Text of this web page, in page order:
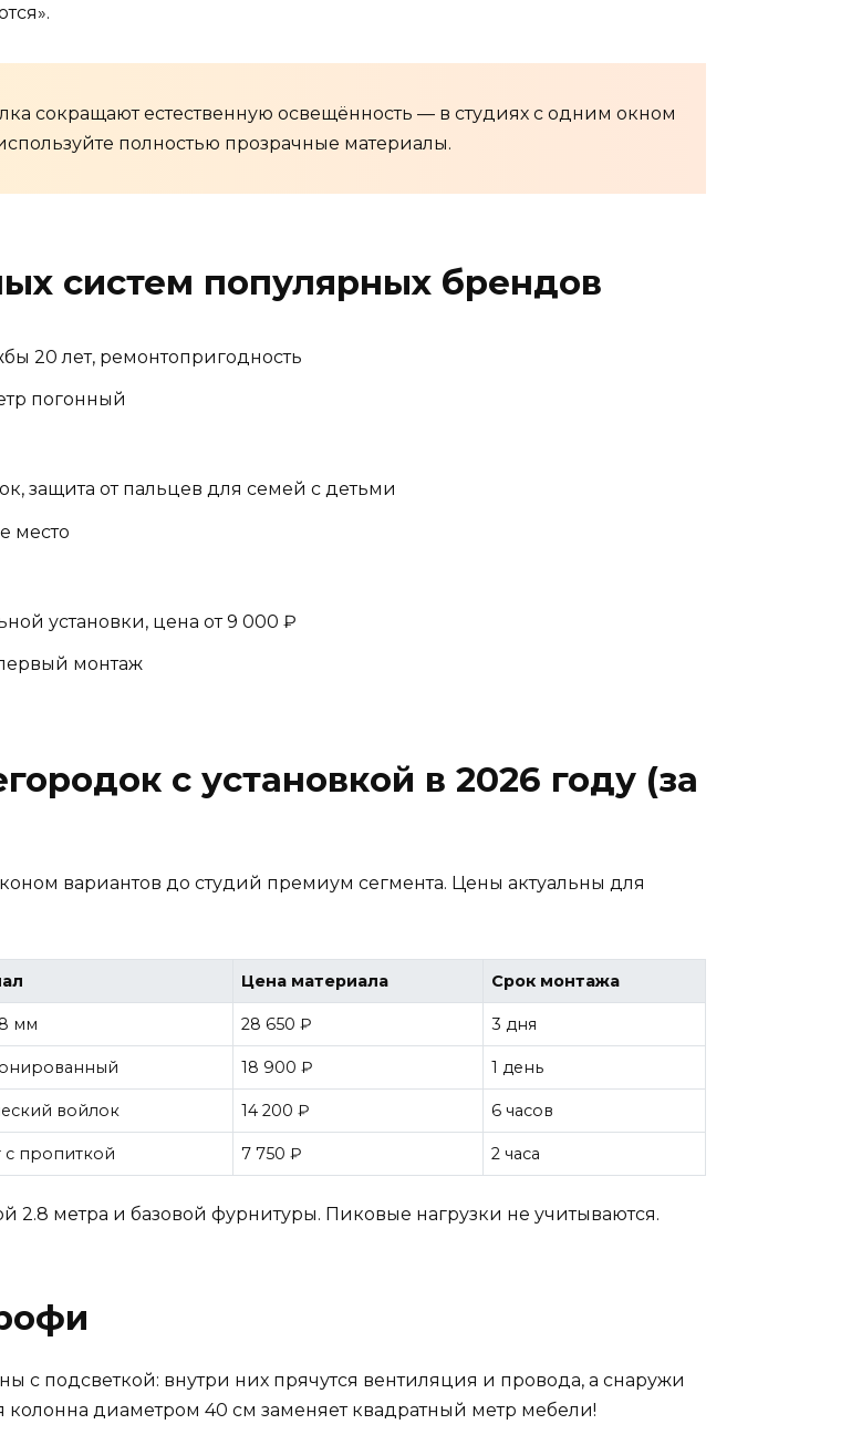
сокращают естественную освещённость — в студиях с одним окном
полностью прозрачные материалы.
систем популярных брендов
20 лет, ремонтопригодность
погонный
защита от пальцев для семей с детьми
место
установки, цена от 9 000 ₽
монтаж
с установкой в 2026 году (за
вариантов до студий премиум сегмента. Цены актуальны для
Цена материала Срок монтажа
мм 28 650 ₽ 3 дня
18 900 ₽ 1 день
войлок 14 200 ₽ 6 часов
с пропиткой 7 750 ₽ 2 часа
метра и базовой фурнитуры. Пиковые нагрузки не учитываются.
с подсветкой: внутри них прячутся вентиляция и провода, а снаружи
колонна диаметром 40 см заменяет квадратный метр мебели!